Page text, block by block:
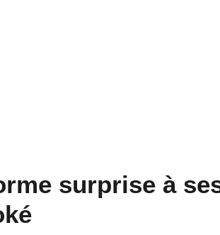
surprise à